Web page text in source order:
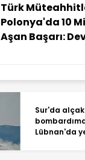
Türk
Polonya'da 10
Aşan Başarı:
Sur'da
Lübnan'da